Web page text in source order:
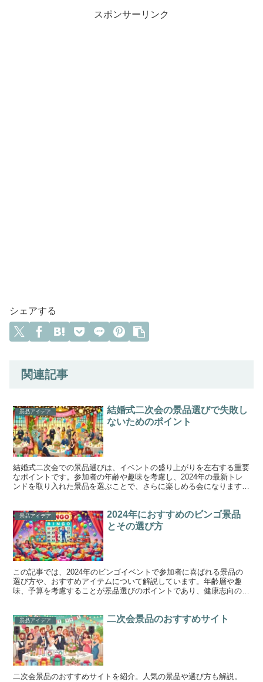
スポンサーリンク
シェアする
関連記事
景品アイデア
結婚式二次会の景品選びで失敗し
ないためのポイント
結婚式二次会での景品選びは、イベントの盛り上がりを左右する重要
なポイントです。参加者の年齢や趣味を考慮し、2024年の最新トレ
ンドを取り入れた景品を選ぶことで、さらに楽しめる会になります。
ッピングを活用して多くの選択肢から検討することで、手軽に品質の
良い景品を準備し、参加者の期待を超える二次会を演出しましょう。
景品アイデア
2024年におすすめのビンゴ景品
とその選び方
この記事では、2024年のビンゴイベントで参加者に喜ばれる景品の
選び方や、おすすめアイテムについて解説しています。年齢層や趣
味、予算を考慮することが景品選びのポイントであり、健康志向のア
た、景品の購入時にはネット注文を活用し、配送日時やラッピングの
有無を確認することで準備がスムーズになります。景品に統一感やス
トーリー性を持たせることでイベントの記憶に残りやすく、目録やパ
ネルを効果的に活用することで視覚的にも楽しめる工夫が可能です。
イベントのテーマに合った景品を用意し、多様性を持たせることで、
参加者全員が満足する素敵な時間を演出できるとまとめています。
景品アイデア 二次会景品のおすすめサイト
二次会景品のおすすめサイトを紹介。人気の景品や選び方も解説。